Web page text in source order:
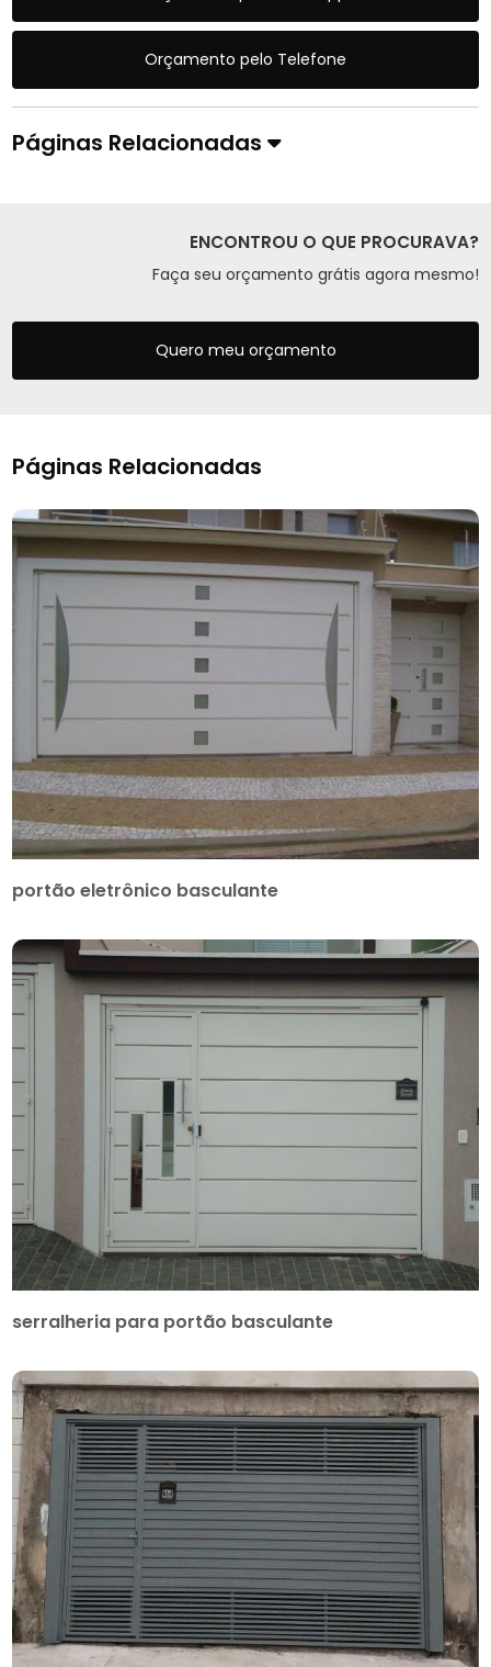
Orçamento pelo Telefone
Páginas Relacionadas
ENCONTROU O QUE PROCURAVA?
Faça seu orçamento grátis agora mesmo!
Quero meu orçamento
Páginas Relacionadas
portão eletrônico basculante
serralheria para portão basculante